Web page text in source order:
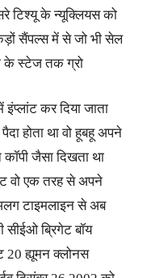
टिश्यू के न्यूक्लियस को
सैंपल्स में से जो भी सेल
के स्टेज तक ग्रो
कर दिया जाता
होता था वो हूबहू अपने
जैसा दिखता था
वो एक तरह से अपने
टाइमलाइन से अब
ब्रिगेट बॉय
20 ह्यूमन क्लोनस